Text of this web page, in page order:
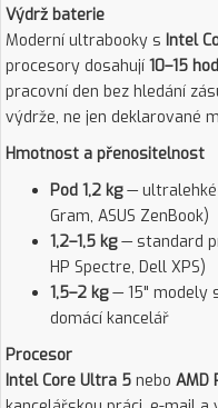
Výdrž baterie
Moderní ultrabooky s Intel
procesory dosahují 10–15
pracovní den bez hledání
výdrže, ne jen deklarované
Hmotnost a přenositelnost
Pod 1,2 kg— ultralehké
Gram, ASUS ZenBook)
1,2–1,5 kg— standard
HP Spectre, Dell XPS)
1,5–2 kg— 15" modely
domácí kancelář
Procesor
Intel Core Ultra 5 nebo AMD